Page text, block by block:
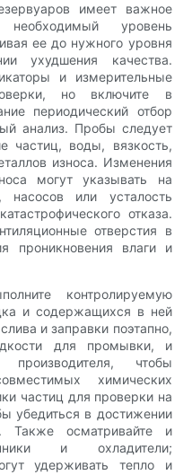
имеет важное
необходимый уровень
ее до нужного уровня
ухудшения качества.
и измерительные
но включите в
периодический отбор
анализ. Пробы следует
частиц, воды, вязкость,
износа. Изменения
могут указывать на
насосов или усталость
отказа.
отверстия в
проникновения влаги и
контролируемую
и содержащихся в ней
и заправки поэтапно,
для промывки, и
производителя, чтобы
химических
частиц для проверки на
убедиться в достижении
Также осматривайте и
и охладители;
удерживать тепло и